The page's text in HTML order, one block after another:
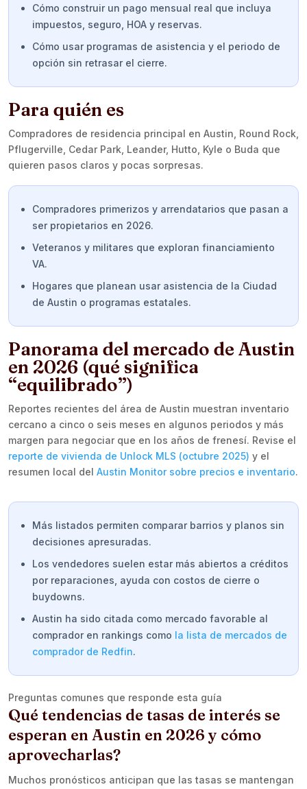
Cómo construir un pago mensual real que incluya
impuestos, seguro, HOA y reservas.
Cómo usar programas de asistencia y el periodo de
opción sin retrasar el cierre.
Para quién es
Compradores de residencia principal en Austin, Round Rock,
Pflugerville, Cedar Park, Leander, Hutto, Kyle o Buda que
quieren pasos claros y pocas sorpresas.
Compradores primerizos y arrendatarios que pasan a
ser propietarios en 2026.
Veteranos y militares que exploran financiamiento
VA.
Hogares que planean usar asistencia de la Ciudad
de Austin o programas estatales.
Panorama del mercado de Austin
en 2026 (qué significa
“equilibrado”)
Reportes recientes del área de Austin muestran inventario
cercano a cinco o seis meses en algunos periodos y más
margen para negociar que en los años de frenesí. Revise el
reporte de vivienda de Unlock MLS (octubre 2025) y el
resumen local del Austin Monitor sobre precios e inventario.
Más listados permiten comparar barrios y planos sin
decisiones apresuradas.
Los vendedores suelen estar más abiertos a créditos
por reparaciones, ayuda con costos de cierre o
buydowns.
Austin ha sido citada como mercado favorable al
comprador en rankings como la lista de mercados de
comprador de Redfin.
Preguntas comunes que responde esta guía
Qué tendencias de tasas de interés se
esperan en Austin en 2026 y cómo
aprovecharlas?
Muchos pronósticos anticipan que las tasas se mantengan